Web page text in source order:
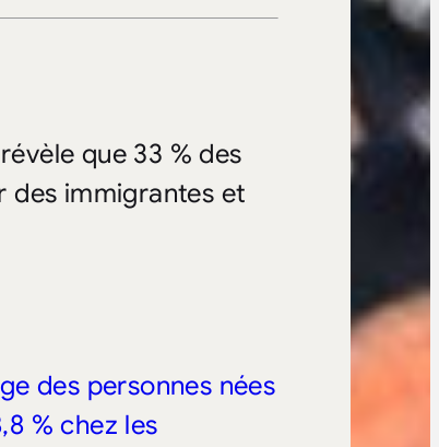
révèle que 33 % des
des immigrantes et
des personnes nées
% chez les